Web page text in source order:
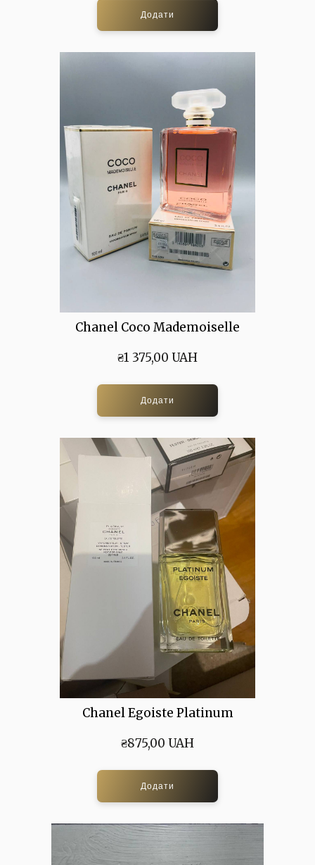
Додати
Chanel Coco Mademoiselle
₴1 375,00 UAH
Додати
Chanel Egoiste Platinum
₴875,00 UAH
Додати